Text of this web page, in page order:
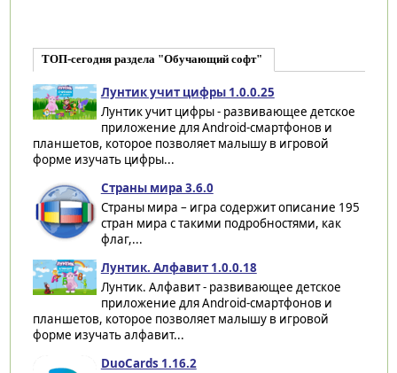
ТОП-сегодня раздела "Обучающий софт"
Лунтик учит цифры 1.0.0.25
Лунтик учит цифры - развивающее детское
приложение для Android-смартфонов и
планшетов, которое позволяет малышу в игровой
форме изучать цифры...
Страны мира 3.6.0
Страны мира – игра содержит описание 195
стран мира с такими подробностями, как
флаг,...
Лунтик. Алфавит 1.0.0.18
Лунтик. Алфавит - развивающее детское
приложение для Android-смартфонов и
планшетов, которое позволяет малышу в игровой
форме изучать алфавит...
DuoCards 1.16.2